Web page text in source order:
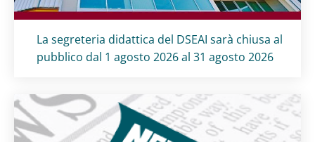
Titolo card:
La segreteria didattica del DSEAI sarà chiusa al
pubblico dal 1 agosto 2026 al 31 agosto 2026